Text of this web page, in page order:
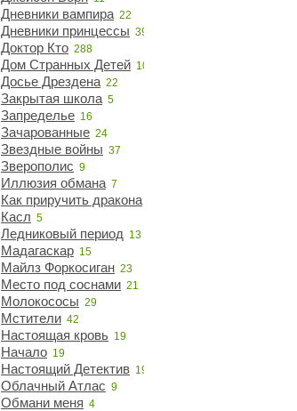
Дневники вампира 22
Дневники принцессы 39
Доктор Кто 288
Дом Странных Детей 10
Досье Дрездена 22
Закрытая школа 5
Запределье 16
Зачарованные 24
Звездные войны 37
Зверополис 9
Иллюзия обмана 7
Как приручить дракона
Касл 5
Ледниковый период 13
Мадагаскар 15
Майлз Форкосиган 23
Место под соснами 21
Молокососы 29
Мстители 42
Настоящая кровь 19
Начало 19
Настоящий Детектив 19
Облачный Атлас 9
Обмани меня 4